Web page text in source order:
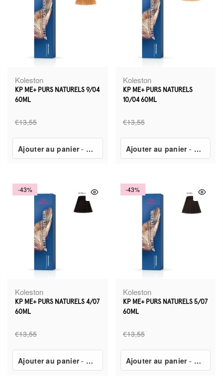
Koleston
KP ME+ PURS NATURELS 9/04
60ML
€13,55
Ajouter au panier- €7,80
Koleston
KP ME+ PURS NATURELS
10/04 60ML
€13,55
Ajouter au panier- €7,80
-43%
Koleston
KP ME+ PURS NATURELS 4/07
60ML
€13,55
Ajouter au panier- €7,80
-43%
Koleston
KP ME+ PURS NATURELS 5/07
60ML
€13,55
Ajouter au panier- €7,80